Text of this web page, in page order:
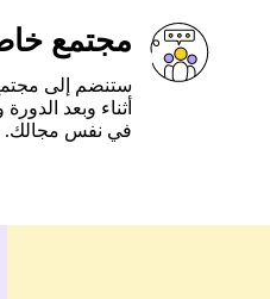
مجتمع
ستنضم إلى
أثناء وبعد
في نفس مجالك.